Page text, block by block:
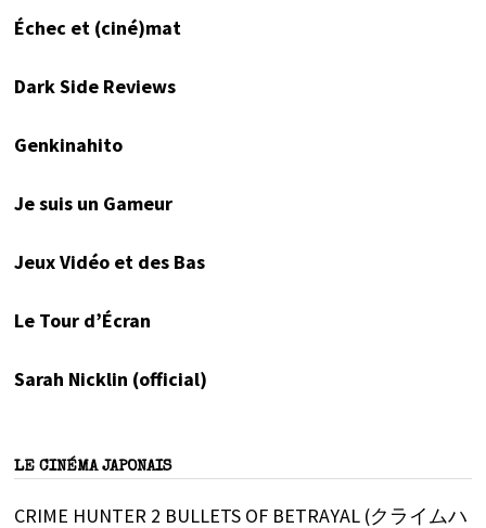
Échec et (ciné)mat
Dark Side Reviews
Genkinahito
Je suis un Gameur
Jeux Vidéo et des Bas
Le Tour d’Écran
Sarah Nicklin (official)
LE CINÉMA JAPONAIS
CRIME HUNTER 2 BULLETS OF BETRAYAL (クライムハ